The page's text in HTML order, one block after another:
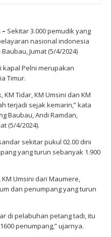
Sekitar 3.000 pemudik yang
nasional indonesia
Jumat (5/4/2024)
Pelni merupakan
Timur.
Tidar, KM Umsini dan KM
terjadi sejak kemarin,” kata
Baubau, Andi Ramdan,
(5/4/2024).
sekitar pukul 02.00 dini
yang turun sebanyak 1.900
Umsini dari Maumere,
dan penumpang yang turun
di pelabuhan petang tadi, itu
penumpang,” ujarnya.